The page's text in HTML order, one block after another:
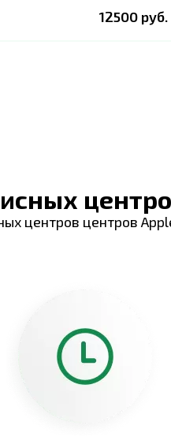
12500 руб.
центров центров